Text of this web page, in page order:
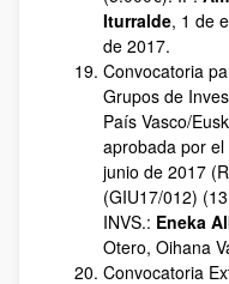
Iturralde, 1 de
de 2017.
Convocatoria
Grupos de
País Vasco/
aprobada por
junio de 2017
(GIU17/012)
INVS.: Eneka
Otero, Oihana
Convocatoria